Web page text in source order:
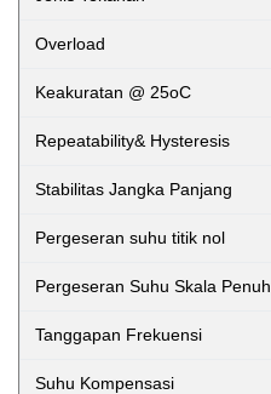
Overload
Keakuratan @ 25oC
Repeatability& Hysteresis
Stabilitas Jangka Panjang
Pergeseran suhu titik nol
Pergeseran Suhu Skala Penuh
Tanggapan Frekuensi
Suhu Kompensasi